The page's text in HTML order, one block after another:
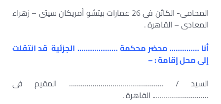
المحامى- الكائن فى 26 عمارات بيتشو أمريكان سيتى – زهراء
المعادى – القاهرة .
أنا ………….. محضر محكمة ………………. الجزئية قد انتقلت
إلى محل إقامة : –
السيد / ………………………………………… المقيم فى
……………………….. القاهرة .